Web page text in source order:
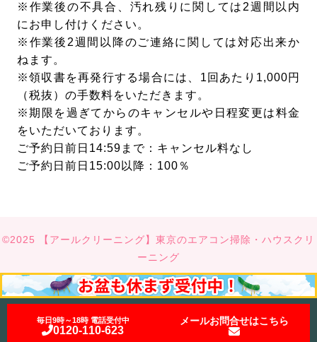
※作業後の不具合、汚れ残りに関しては2週間以内
にお申し付けください。
※作業後2週間以降のご連絡に関しては対応出来か
ねます。
※領収書を再発行する場合には、1回あたり1,000円
（税抜）の手数料をいただきます。
※期限を過ぎてからのキャンセルや日程変更は料金
をいただいております。
ご予約日前日14:59まで：キャンセル料なし
ご予約日前日15:00以降：100％
©2025 【アールクリーニング】東京のエアコン掃除・ハウスクリ
ーニング
毎日9時～18時 電話受付中
0120-110-623
メールお問合せはこちら